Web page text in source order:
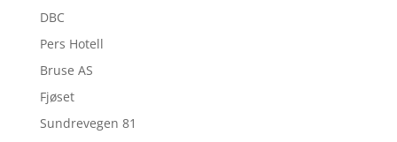
DBC
Pers Hotell
Bruse AS
Fjøset
Sundrevegen 81